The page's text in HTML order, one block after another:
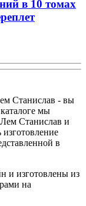
в 10 томах
Станислав - вы
мы
Станислав и
в
и изготовлены из
на